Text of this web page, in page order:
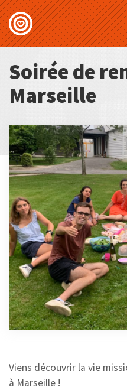
Soirée de
Marseille
MARSEILLE 18
Viens découvrir la vie
à Marseille !